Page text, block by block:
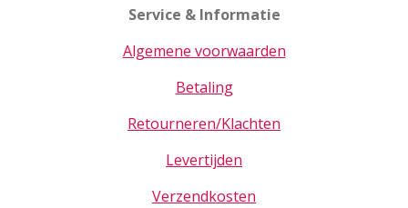
Service & Informatie
Algemene voorwaarden
Betaling
Retourneren/Klachten
Levertijden
Verzendkosten